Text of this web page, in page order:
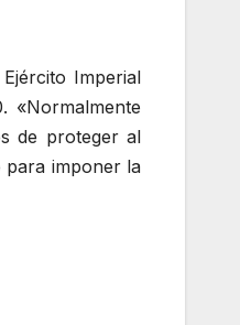
Imperial
«Normalmente
de proteger al
para imponer la